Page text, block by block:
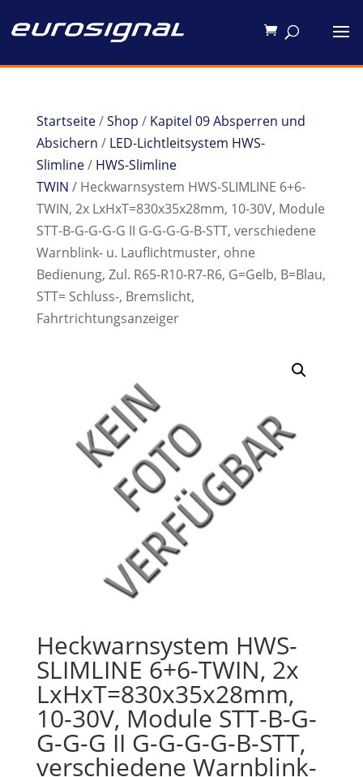
Startseite/Shop / Kapitel 09 Absperren und
Absichern / LED-Lichtleitsystem HWS-
Slimline/ HWS-Slimline
TWIN / Heckwarnsystem HWS-SLIMLINE 6+6-
TWIN, 2x LxHxT=830x35x28mm, 10-30V, Module
STT-B-G-G-G-G II G-G-G-G-B-STT, verschiedene
Warnblink- u. Lauflichtmuster, ohne
Bedienung, Zul. R65-R10-R7-R6, G=Gelb, B=Blau,
STT= Schluss-, Bremslicht,
Fahrtrichtungsanzeiger
Heckwarnsystem HWS-
SLIMLINE 6+6-TWIN, 2x
LxHxT=830x35x28mm,
10-30V, Module STT-B-G-
G-G-G II G-G-G-G-B-STT,
verschiedene Warnblink-